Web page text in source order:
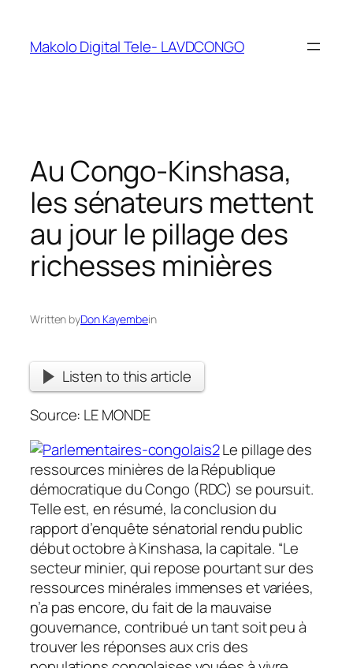
Makolo Digital Tele- LAVDCONGO
Au Congo-Kinshasa,
les sénateurs mettent
au jour le pillage des
richesses minières
Written byDon Kayembein
Listen to this article
Source: LE MONDE
Le pillage des
ressources minières de la République
démocratique du Congo (RDC) se poursuit.
Telle est, en résumé, la conclusion du
rapport d’enquête sénatorial rendu public
début octobre à Kinshasa, la capitale. “Le
secteur minier, qui repose pourtant sur des
ressources minérales immenses et variées,
n’a pas encore, du fait de la mauvaise
gouvernance, contribué un tant soit peu à
trouver les réponses aux cris des